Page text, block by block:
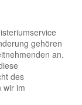
gehören
an.
des
wir im